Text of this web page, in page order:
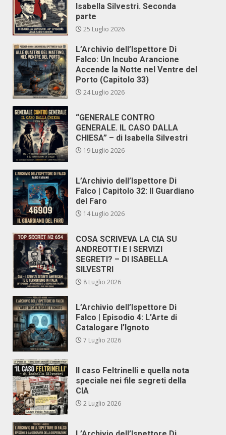
Isabella Silvestri. Seconda
parte
25 Luglio 2026
L’Archivio dell’Ispettore Di
Falco: Un Incubo Arancione
Accende la Notte nel Ventre del
Porto (Capitolo 33)
24 Luglio 2026
“GENERALE CONTRO
GENERALE. IL CASO DALLA
CHIESA” – di Isabella Silvestri
19 Luglio 2026
L’Archivio dell’Ispettore Di
Falco | Capitolo 32: Il Guardiano
del Faro
14 Luglio 2026
COSA SCRIVEVA LA CIA SU
ANDREOTTI E I SERVIZI
SEGRETI? – DI ISABELLA
SILVESTRI
8 Luglio 2026
L’Archivio dell’Ispettore Di
Falco | Episodio 4: L’Arte di
Catalogare l’Ignoto
7 Luglio 2026
Il caso Feltrinelli e quella nota
speciale nei file segreti della
CIA
2 Luglio 2026